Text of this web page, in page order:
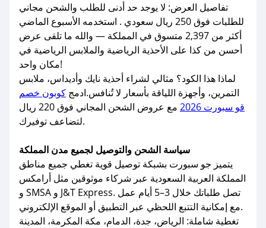
تفاصيل العرض: لا يوجد حد أدنى للطلب والشحن مجاني
للطلبات فوق 250 ريال سعودي . استخدمه الأسبوع الماضي
أكثر من 2,397 متسوق في المملكة — والله ما تلقى عرض
أحسن من كذا على الأحذية الرياضية والملابس الرياضية في
مكان واحد!
لماذا هذا الكود؟ مثالي لشراء أحذية نايك وأديداس، ملابس
التمرين، وأجهزة اللياقة بأسعار لا تُنافس.ادمج كوبون خصم
قو سبورت 2026
مع عروض الشحن المجاني فوق 220 ريال
لتضاعف توفيرك.
سياسة الشحن والتوصيل لجميع مدن المملكة
يتميز جو سبورت بشبكة توصيل قوية تغطي جميع مناطق
المملكة العربية السعودية عبر شركاء موثوقين مثل أرامكس
و SMSA و J&T Express. تصل طلباتك خلال 3–5 أيام عمل
مع إمكانية التتبع اللحظي عبر التطبيق أو الموقع الإلكتروني.
تغطية شاملة: الرياض، جدة، الدمام، مكة المكرمة، المدينة